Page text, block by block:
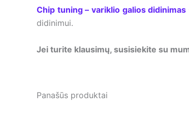
Chip tuning – variklio galios didinimas
didinimui.
Jei turite klausimų, susisiekite su
Panašūs produktai